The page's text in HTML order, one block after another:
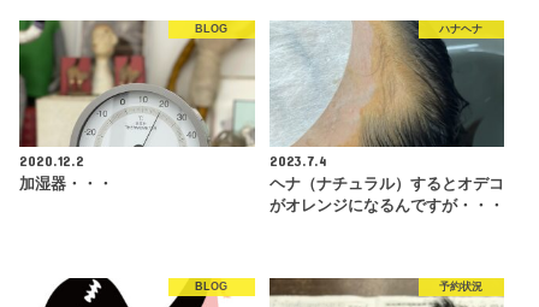
BLOG
2020.12.2
加湿器・・・
ハナヘナ
2023.7.4
ヘナ（ナチュラル）するとオデコ
がオレンジになるんですが・・・
BLOG 予約状況